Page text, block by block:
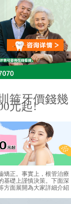
箍牙價錢幾
元起!
正。事實上，根管治療
基礎上謹慎決策。下面深
方面展開為大家詳細介紹